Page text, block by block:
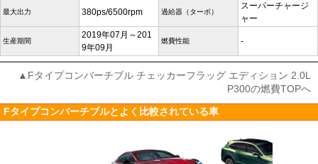
最大出力 380ps/6500rpm 過給器（ターボ）
スーパーチャージ
ャー
生産期間
2019年07月～201
9年09月
燃費性能 -
▲Fタイプコンバーチブル チェッカーフラッグ エディション 2.0L
P300の燃費TOPへ
Fタイプコンバーチブルとよく比較されている車